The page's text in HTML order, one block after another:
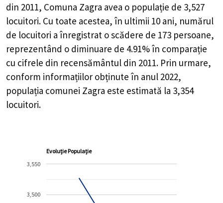
din 2011, Comuna Zagra avea o populație de 3,527
locuitori. Cu toate acestea, în ultimii 10 ani, numărul
de locuitori a înregistrat oscădere de 173 persoane,
reprezentând o diminuare de 4.91%în comparație
cu cifrele din recensământul din 2011. Prin urmare,
conform informațiilor obținute în anul 2022,
populația comunei Zagra este estimată la 3,354
locuitori.
Evoluție Populație
3,500
3,550